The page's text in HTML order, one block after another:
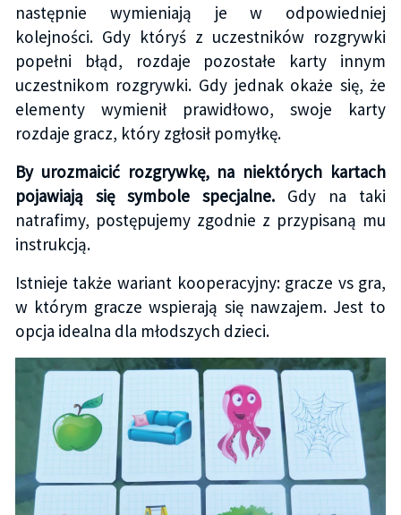
następnie wymieniają je w odpowiedniej
kolejności. Gdy któryś z uczestników rozgrywki
popełni błąd, rozdaje pozostałe karty innym
uczestnikom rozgrywki. Gdy jednak okaże się, że
elementy wymienił prawidłowo, swoje karty
rozdaje gracz, który zgłosił pomyłkę.
By urozmaicić rozgrywkę, na niektórych kartach
pojawiają się symbole specjalne. Gdy na taki
natrafimy, postępujemy zgodnie z przypisaną mu
instrukcją.
Istnieje także wariant kooperacyjny: gracze vs gra,
w którym gracze wspierają się nawzajem. Jest to
opcja idealna dla młodszych dzieci.